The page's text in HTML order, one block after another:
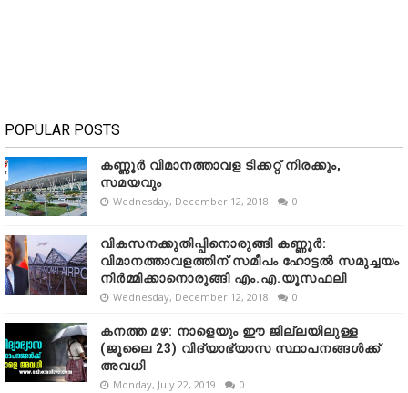
POPULAR POSTS
കണ്ണൂർ വിമാനത്താവള ടിക്കറ്റ് നിരക്കും,
സമയവും
Wednesday, December 12, 2018 0
വികസനക്കുതിപ്പിനൊരുങ്ങി കണ്ണൂർ:
വിമാനത്താവളത്തിന് സമീപം ഹോട്ടൽ സമുച്ചയം
നിർമ്മിക്കാനൊരുങ്ങി എം.എ.യൂസഫലി
Wednesday, December 12, 2018 0
കനത്ത മഴ: നാളെയും ഈ ജില്ലയിലുള്ള
(ജൂലൈ 23) വിദ്യാഭ്യാസ സ്ഥാപനങ്ങൾക്ക്
അവധി
Monday, July 22, 2019 0